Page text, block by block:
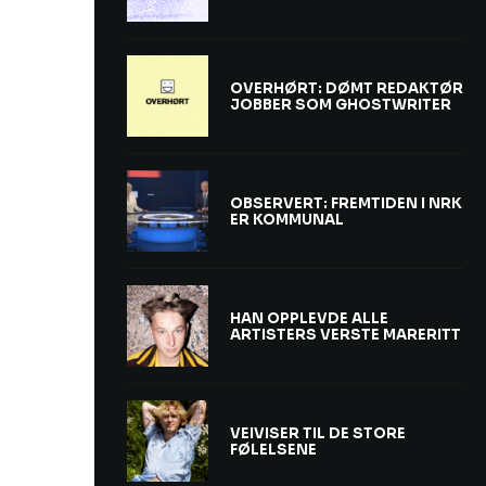
OVERHØRT: DØMT REDAKTØR
JOBBER SOM GHOSTWRITER
OBSERVERT: FREMTIDEN I NRK
ER KOMMUNAL
HAN OPPLEVDE ALLE
ARTISTERS VERSTE MARERITT
VEIVISER TIL DE STORE
FØLELSENE